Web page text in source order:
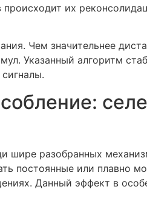
их
Чем значительнее
Указанный алгоритм
шире разобранных
постоянные или плавно
Данный эффект в